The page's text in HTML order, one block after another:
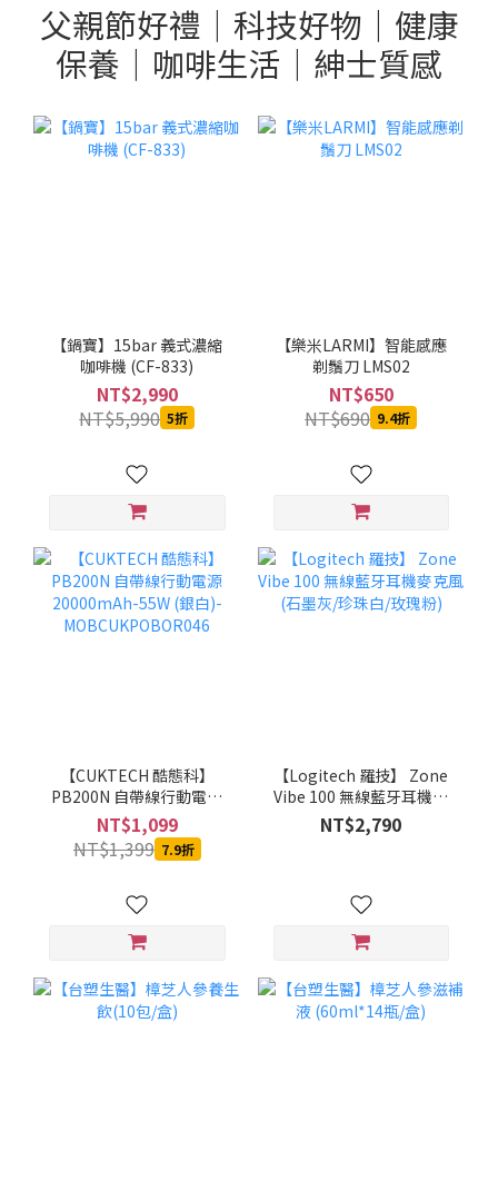
父親節好禮｜科技好物｜健康
保養｜咖啡生活｜紳士質感
【鍋寶】15bar 義式濃縮
咖啡機 (CF-833)
NT$2,990
NT$5,990 5折
【樂米LARMI】智能感應
剃鬚刀 LMS02
NT$650
NT$690 9.4折
【CUKTECH 酷態科】
PB200N 自帶線行動電源
20000mAh-55W (銀白)-
MOBCUKPOBOR046
NT$1,099
NT$1,399 7.9折
【Logitech 羅技】 Zone
Vibe 100 無線藍牙耳機麥
克風(石墨灰/珍珠白/玫瑰
粉)
NT$2,790